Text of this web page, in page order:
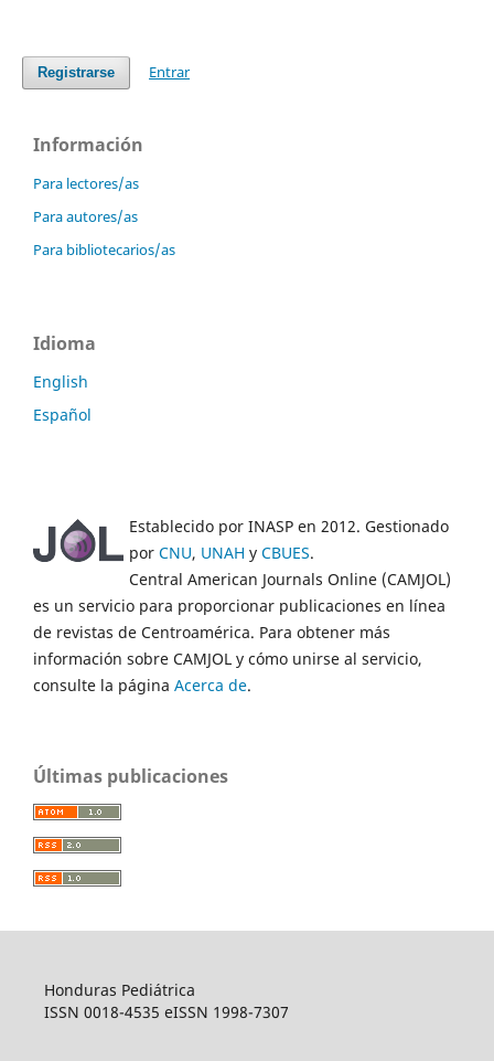
Registrarse Entrar
Información
Para lectores/as
Para autores/as
Para bibliotecarios/as
Idioma
English
Español
Establecido por INASP en 2012. Gestionado
por CNU, UNAH y CBUES.
Central American Journals Online (CAMJOL)
es un servicio para proporcionar publicaciones en línea
de revistas de Centroamérica. Para obtener más
información sobre CAMJOL y cómo unirse al servicio,
consulte la página Acerca de.
Últimas publicaciones
Honduras Pediátrica
ISSN 0018-4535 eISSN 1998-7307